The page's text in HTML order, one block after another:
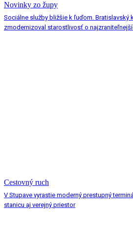
Novinky zo župy
Sociálne služby bližšie k ľuďom. Bratislavský
zmodernizoval starostlivosť o
Cestovný ruch
V Stupave vyrastie moderný prestupný
stanicu aj verejný priestor